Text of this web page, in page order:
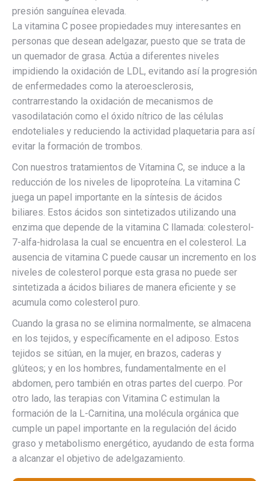
presión sanguínea elevada.
La vitamina C posee propiedades muy interesantes en
personas que desean adelgazar, puesto que se trata de
un quemador de grasa. Actúa a diferentes niveles
impidiendo la oxidación de LDL, evitando así la progresión
de enfermedades como la ateroesclerosis,
contrarrestando la oxidación de mecanismos de
vasodilatación como el óxido nítrico de las células
endoteliales y reduciendo la actividad plaquetaria para así
evitar la formación de trombos.
Con nuestros tratamientos de Vitamina C, se induce a la
reducción de los niveles de lipoproteína. La vitamina C
juega un papel importante en la síntesis de ácidos
biliares. Estos ácidos son sintetizados utilizando una
enzima que depende de la vitamina C llamada: colesterol-
7-alfa-hidrolasa la cual se encuentra en el colesterol. La
ausencia de vitamina C puede causar un incremento en los
niveles de colesterol porque esta grasa no puede ser
sintetizada a ácidos biliares de manera eficiente y se
acumula como colesterol puro.
Cuando la grasa no se elimina normalmente, se almacena
en los tejidos, y específicamente en el adiposo. Estos
tejidos se sitúan, en la mujer, en brazos, caderas y
glúteos; y en los hombres, fundamentalmente en el
abdomen, pero también en otras partes del cuerpo. Por
otro lado, las terapias con Vitamina C estimulan la
formación de la L-Carnitina, una molécula orgánica que
cumple un papel importante en la regulación del ácido
graso y metabolismo energético, ayudando de esta forma
a alcanzar el objetivo de adelgazamiento.